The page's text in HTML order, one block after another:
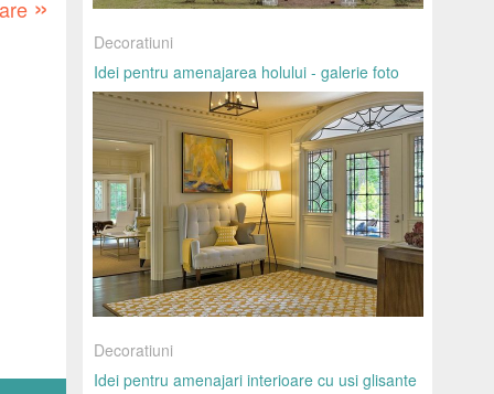
Decoratiuni
Idei pentru amenajarea holului - galerie foto
Decoratiuni
Idei pentru amenajari interioare cu usi glisante